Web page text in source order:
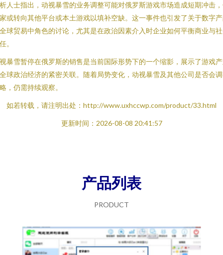
人士指出，动视暴雪的业务调整可能对俄罗斯游戏市场造成短期冲击
或转向其他平台或本土游戏以填补空缺。这一事件也引发了关于数字
球贸易中角色的讨论，尤其是在政治因素介入时企业如何平衡商业与
。
暴雪暂停在俄罗斯的销售是当前国际形势下的一个缩影，展示了游戏
球政治经济的紧密关联。随着局势变化，动视暴雪及其他公司是否会
，仍需持续观察。
如若转载，请注明出处：http://www.uxhccwp.com/product/33.html
更新时间：2026-08-08 20:41:57
产品列表
PRODUCT